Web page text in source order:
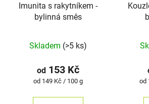
Imunita s rakytníkem -
bylinná směs
Skladem (>5 ks)
od153 Kč
Měrná
od 149 Kč / 100 g od